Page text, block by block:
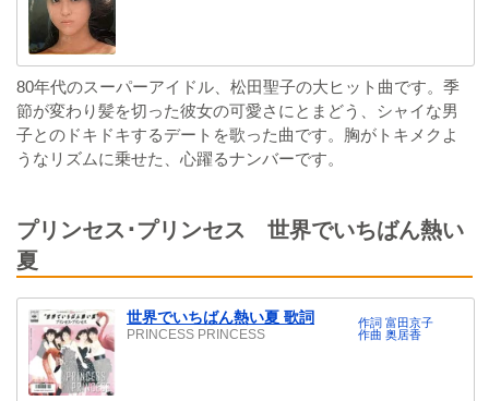
80年代のスーパーアイドル、松田聖子の大ヒット曲です。季
節が変わり髪を切った彼女の可愛さにとまどう、シャイな男
子とのドキドキするデートを歌った曲です。胸がトキメクよ
うなリズムに乗せた、心躍るナンバーです。
プリンセス･プリンセス 世界でいちばん熱い
夏
世界でいちばん熱い夏 歌詞
PRINCESS PRINCESS
作詞 富田京子
作曲 奥居香